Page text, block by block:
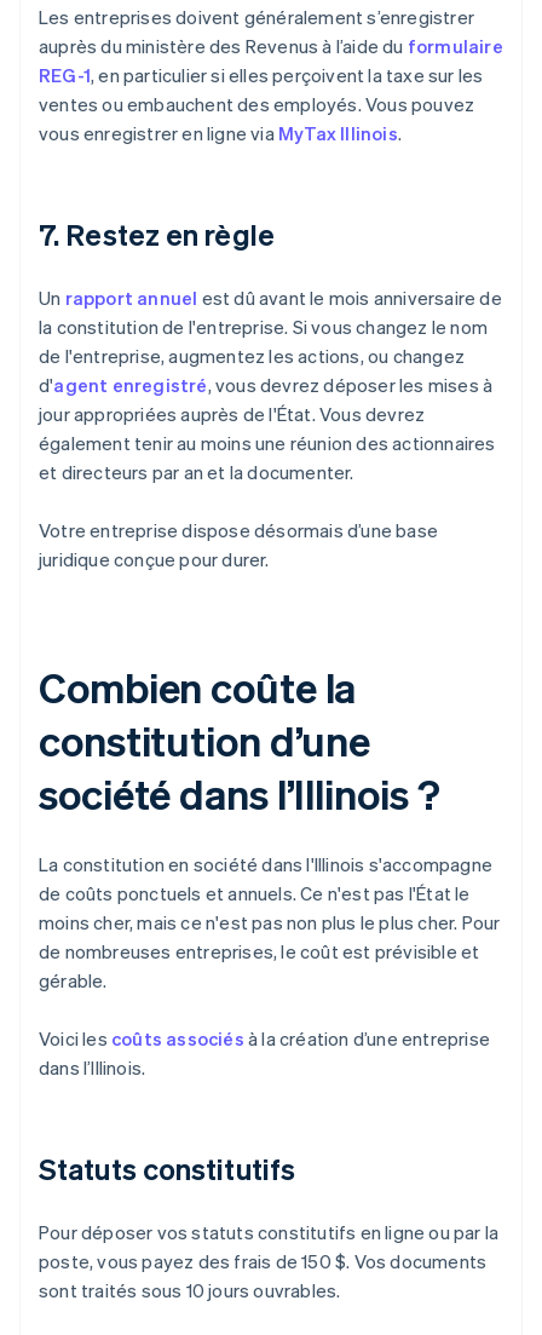
Les entreprises doivent généralement s’enregistrer
auprès du ministère des Revenus à l’aide du formulaire
REG-1, en particulier si elles perçoivent la taxe sur les
ventes ou embauchent des employés. Vous pouvez
vous enregistrer en ligne via MyTax Illinois.
7. Restez en règle
Un rapport annuel est dû avant le mois anniversaire de
la constitution de l'entreprise. Si vous changez le nom
de l'entreprise, augmentez les actions, ou changez
d'agent enregistré, vous devrez déposer les mises à
jour appropriées auprès de l'État. Vous devrez
également tenir au moins une réunion des actionnaires
et directeurs par an et la documenter.
Votre entreprise dispose désormais d’une base
juridique conçue pour durer.
Combien coûte la
constitution d’une
société dans l’Illinois ?
La constitution en société dans l'Illinois s'accompagne
de coûts ponctuels et annuels. Ce n'est pas l'État le
moins cher, mais ce n'est pas non plus le plus cher. Pour
de nombreuses entreprises, le coût est prévisible et
gérable.
Voici les coûts associés à la création d’une entreprise
dans l’Illinois.
Statuts constitutifs
Pour déposer vos statuts constitutifs en ligne ou par la
poste, vous payez des frais de 150 $. Vos documents
sont traités sous 10 jours ouvrables.